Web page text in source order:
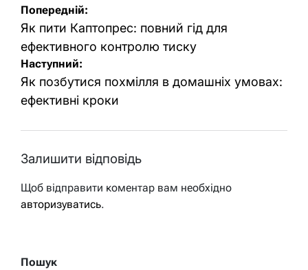
Навігація
записів
Попередній:
Як пити Каптопрес: повний гід для
ефективного контролю тиску
Наступний:
Як позбутися похмілля в домашніх умовах:
ефективні кроки
Залишити відповідь
Щоб відправити коментар вам необхідно
авторизуватись.
Пошук